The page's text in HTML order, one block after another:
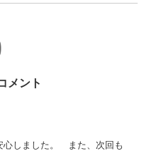
メント
心しました。 また、次回も